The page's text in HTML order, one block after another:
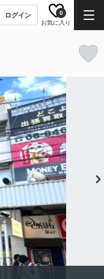
ログイン
お気に入り
0